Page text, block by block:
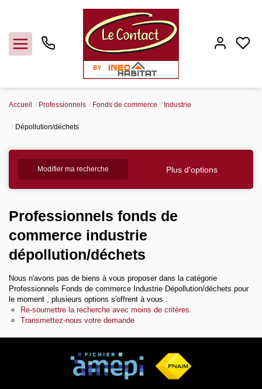
Vendre
Acheter
Louer
Gerer
Syndic
Notre agence
Contact
Accueil Professionnels Fonds de commerce Industrie
Dépollution/déchets
Modifier ma recherche Plus d'options
Professionnels fonds de
commerce industrie
dépollution/déchets
Nous n'avons pas de biens à vous proposer dans la catégorie
Professionnels Fonds de commerce Industrie Dépollution/déchets pour
le moment , plusieurs options s'offrent à vous :
Re-soumettre la recherche avec moins de critères.
Transmettez-nous votre demande